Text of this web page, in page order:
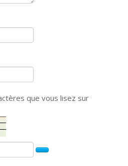
que vous lisez sur